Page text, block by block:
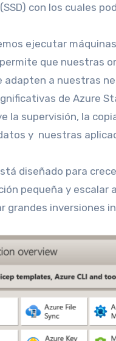
con los cuales
ejecutar
que nuestras
a nuestras
de Azure
la supervisión, la
y nuestras
diseñado para
pequeña y escalar
grandes inversiones